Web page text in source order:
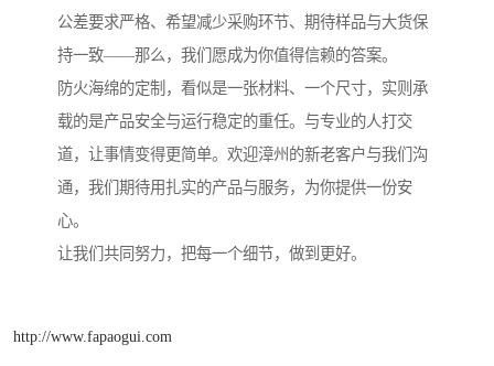
公差要求严格、希望减少采购环节、期待样品与大货保
持一致——那么，我们愿成为你值得信赖的答案。
防火海绵的定制，看似是一张材料、一个尺寸，实则承
载的是产品安全与运行稳定的重任。与专业的人打交
道，让事情变得更简单。欢迎漳州的新老客户与我们沟
通，我们期待用扎实的产品与服务，为你提供一份安
心。
让我们共同努力，把每一个细节，做到更好。
http://www.fapaogui.com